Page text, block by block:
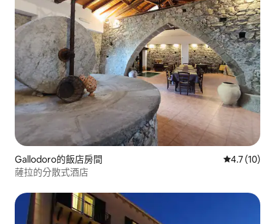
Gallodoro的飯店房間 從 10 則評
4.7 (10)
薩拉的分散式酒店